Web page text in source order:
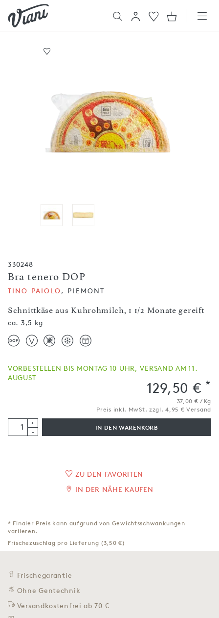
330248
Bra tenero DOP
Schnittkäse aus Kuhrohmilch, 1 1/2 Monate gereift
TINO PAIOLO, PIEMONT
ca. 3,5 kg
VORBESTELLEN BIS MONTAG 10 UHR, VERSAND AM 11.
AUGUST
129,50 € *
37,00 € / Kg
Preis inkl. MwSt. zzgl. 4,95 € Versand
+
-
IN DEN WARENKORB
ZU DEN FAVORITEN
IN DER NÄHE KAUFEN
* Finaler Preis kann aufgrund von Gewichtsschwankungen
variieren.
Frischezuschlag pro Lieferung (3,50 €)
Frischegarantie
Ohne Gentechnik
Versandkostenfrei ab 70 €